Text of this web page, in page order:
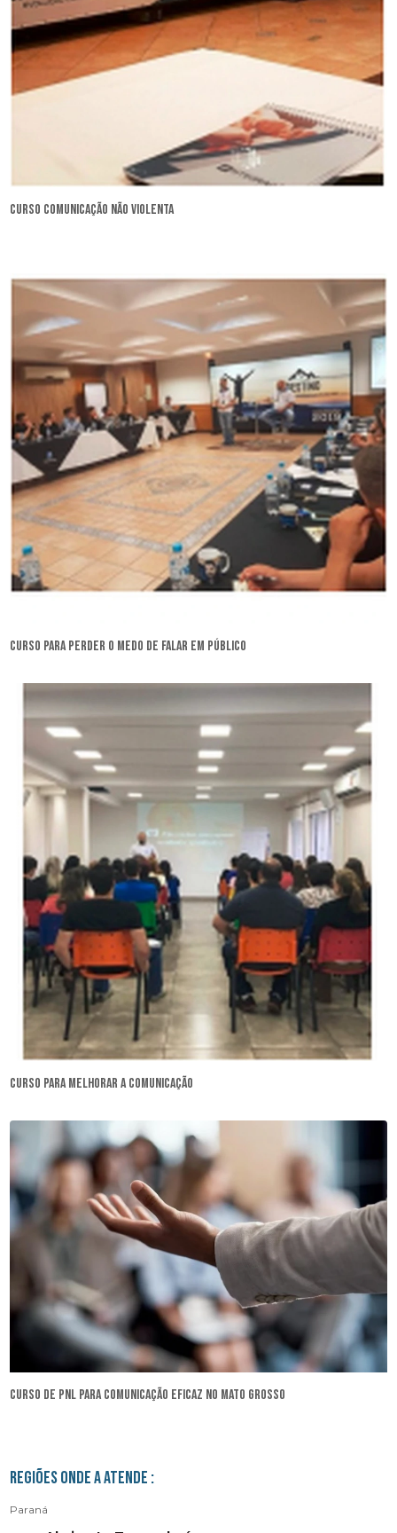
curso comunicação não violenta
curso para perder o medo de falar em público
curso para melhorar a comunicação
curso de pnl para comunicação eficaz no Mato Grosso
Regiões onde a atende :
Paraná